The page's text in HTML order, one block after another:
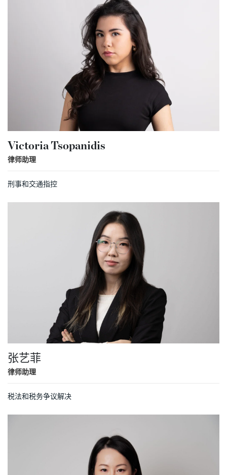
Victoria Tsopanidis
律师助理
刑事和交通指控
张艺菲
律师助理
税法和税务争议解决